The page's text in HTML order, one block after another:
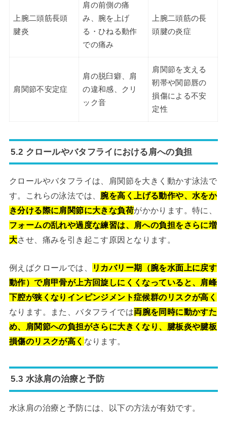
上腕二頭筋長頭
腱炎
肩の前側の痛
み、腕を上げ
る・ひねる動作
での痛み
上腕二頭筋の長
頭腱の炎症
肩関節不安定症
肩の脱臼癖、肩
の違和感、クリ
ック音
肩関節を支える
靭帯や関節唇の
損傷による不安
定性
5.2 クロールやバタフライにおける肩への負担
クロールやバタフライは、肩関節を大きく動かす泳法で
す。これらの泳法では、 腕を高く上げる動作や、水をか
き分ける際に肩関節に大きな負荷がかかります。特に、
フォームの乱れや過度な練習は、肩への負担をさらに増
大させ、痛みを引き起こす原因となります。
例えばクロールでは、
リカバリー期（腕を水面上に戻す
動作）で肩甲骨が上方回旋しにくくなっていると、肩峰
下腔が狭くなりインピンジメント症候群のリスクが高く
なります。また、バタフライでは両腕を同時に動かすた
め、肩関節への負担がさらに大きくなり、腱板炎や腱板
損傷のリスクが高く なります。
5.3 水泳肩の治療と予防
水泳肩の治療と予防には、以下の方法が有効です。